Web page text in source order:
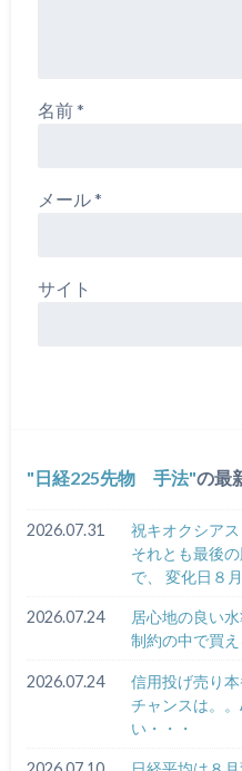
名前*
メール*
サイト
日経225先物 手法 の最
2026.07.31
祝キオクシア
それとも最後
で、 変化日８
2026.07.24
居心地の良い
制約の中で買
2026.07.24
信用投げ売り
チャンスは。
い・・・